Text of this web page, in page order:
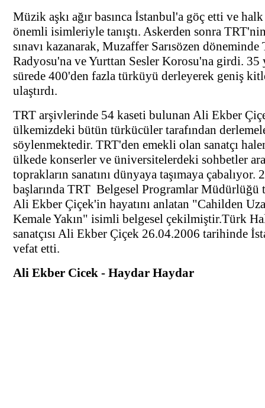
Müzik aşkı ağır basınca İstanbul'a göç etti ve
önemli isimleriyle tanıştı. Askerden sonra TRT'nin
sınavı kazanarak, Muzaffer Sarısözen
Radyosu'na ve Yurttan Sesler Korosu'na girdi. 35
sürede 400'den fazla türküyü derleyerek geniş
ulaştırdı.
TRT arşivlerinde 54 kaseti bulunan Ali Ekber
ülkemizdeki bütün türkücüler tarafından
söylenmektedir. TRT'den emekli olan sanatçı
ülkede konserler ve üniversitelerdeki sohbetler
toprakların sanatını dünyaya taşımaya çabalıyor.
başlarında TRT Belgesel Programlar Müdürlüğü
Ali Ekber Çiçek'in hayatını anlatan "Cahilden
Kemale Yakın" isimli belgesel çekilmiştir.Türk
sanatçısı Ali Ekber Çiçek 26.04.2006 tarihinde
vefat etti.
Ali Ekber Cicek - Haydar Haydar